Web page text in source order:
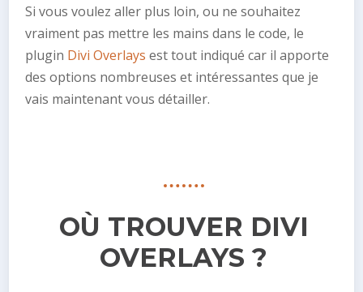
Si vous voulez aller plus loin, ou ne souhaitez
vraiment pas mettre les mains dans le code, le
plugin Divi Overlays est tout indiqué car il apporte
des options nombreuses et intéressantes que je
vais maintenant vous détailler.
OÙ TROUVER DIVI
OVERLAYS ?